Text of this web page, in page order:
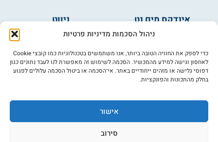
ניהול הסכמות מדיניות פרטיות
כדי לספק את החוויה הטובה ביותר, אנו משתמשים בטכנולוגיות כמו קובצי Cookie
לאחסון וגישה למידע מהמכשיר. הסכמה לשימוש זה מאפשרת לנו לעבד נתונים כגון
דפוסי גלישה או מזהים ייחודיים באתר. אי־הסכמה או ביטול הסכמה עלולים לפגוע
בחלק מהתכונות והפונקציות.
אישור
סירוב
אינדקס מים נט
מים ובריאות
פורום מים
ניווט
אינדקס עסקים
צרו קשר
מי אנחנו
הרשמה לניוזלטר
פרסמו אצלנו
הצהרת נגישות